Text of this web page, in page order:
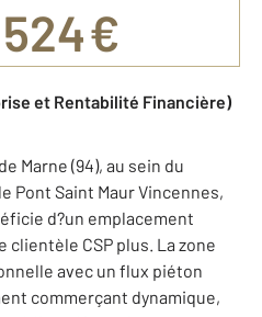
€
et Rentabilité Financière)
Marne (94), au sein du
Pont Saint Maur Vincennes,
d?un emplacement
clientèle CSP plus. La zone
avec un flux piéton
commerçant dynamique,